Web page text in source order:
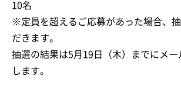
10名
※定員を超えるご応募があった場合、
だきます。
抽選の結果は5月19日（木）までにメー
します。